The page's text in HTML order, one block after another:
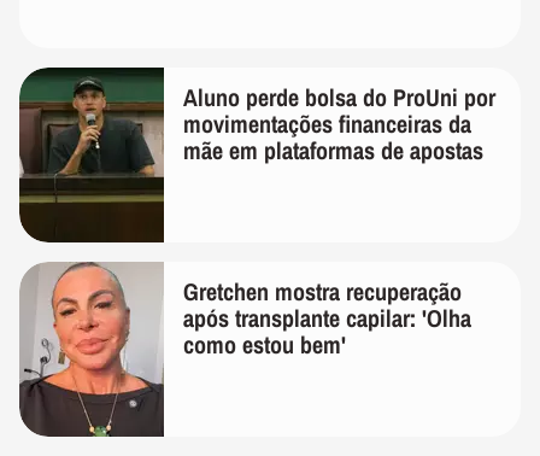
Aluno perde bolsa do ProUni por
movimentações financeiras da
mãe em plataformas de apostas
Gretchen mostra recuperação
após transplante capilar: 'Olha
como estou bem'